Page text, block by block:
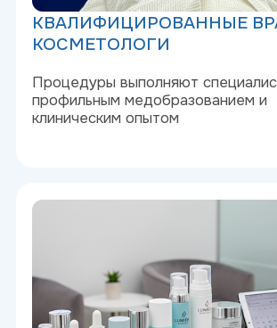
препараты — никаких аналогов и подделок